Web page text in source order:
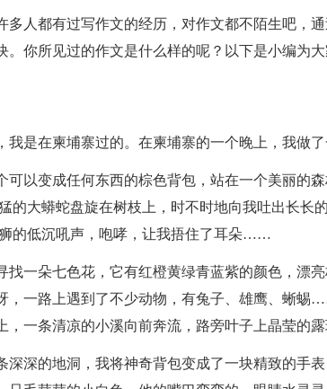
多人都有过写作文的经历，对作文都不陌生吧，
。你所见过的作文是什么样的呢？以下是小编为大
我是在柬埔寨过的。在柬埔寨的一个晚上，我做
可以变成任何东西的棕色背包，站在一个美丽的
的大蟒蛇盘旋在树枝上，时不时地向我吐出长长
的低沉吼声，咆哮，让我捂住了耳朵……
找一朵七色花，它有红橙黄绿青蓝紫的颜色，漂
，一路上遇到了不少动物，有兔子、雄鹰、蜥蜴
，一条清凉的小溪向前奔流，路旁叶子上晶莹的露
深深的地洞，我将神奇背包变成了一块精致的手